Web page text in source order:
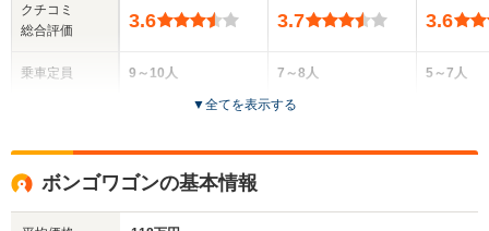
クチコミ
総合評価
乗車定員
3.6
9～10人
1.97m～1.98m
3.7
7～8人
4ドア
3.6
5～7人
▼全てを表示する
ボンゴワゴンの基本情報